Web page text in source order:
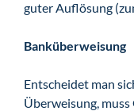
guter Auflösung
Banküberweisung
Entscheidet man
Überweisung,